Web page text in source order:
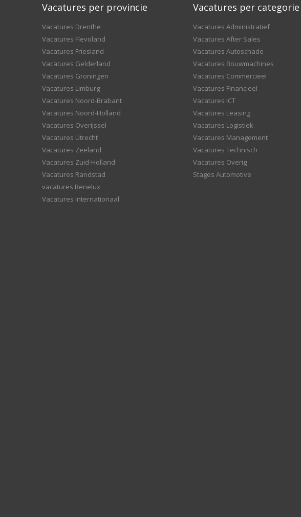
Vacatures per provincie
Vacatures Drenthe
Vacatures Flevoland
Vacatures Friesland
Vacatures Gelderland
Vacatures Groningen
Vacatures Limburg
Vacatures Noord-Brabant
Vacatures Noord-Holland
Vacatures Overijssel
Vacatures Utrecht
Vacatures Zeeland
Vacatures Zuid-Holland
Vacatures Randstad
vacatures Benelux
Vacatures Internationaal
Vacatures per categorie
Vacatures Administratief
Vacatures After Sales
Vacatures Autoschade
Vacatures Bouwmachines
Vacatures Commercieel
Vacatures Financieel
Vacatures ICT
Vacatures Leasing
Vacatures Logistiek
Vacatures Management
Vacatures Technisch
Vacatures Overig
Stages Automotive